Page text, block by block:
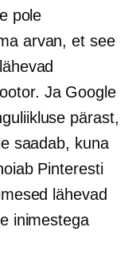
pole
arvan, et see
Ja Google
pärast,
saadab, kuna
Pinteresti
lähevad
inimestega